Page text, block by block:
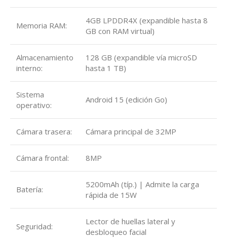
Memoria RAM:
4GB LPDDR4X (expandible hasta 8
GB con RAM virtual)
Almacenamiento
interno:
128 GB (expandible vía microSD
hasta 1 TB)
Sistema
operativo:
Android 15 (edición Go)
Cámara trasera: Cámara principal de 32MP
Cámara frontal: 8MP
Batería:
5200mAh (típ.) | Admite la carga
rápida de 15W
Seguridad:
Lector de huellas lateral y
desbloqueo facial